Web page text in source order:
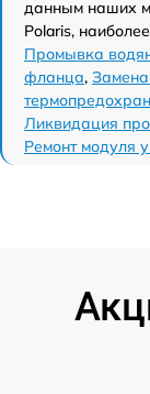
данным наших
Polaris,
Промывка
фланца, Замена
Ликвидация
Ремонт модуля